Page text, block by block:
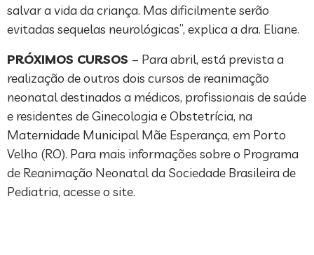
salvar a vida da criança. Mas dificilmente serão
evitadas sequelas neurológicas”, explica a dra. Eliane.
PRÓXIMOS CURSOS – Para abril, está prevista a
realização de outros dois cursos de reanimação
neonatal destinados a médicos, profissionais de saúde
e residentes de Ginecologia e Obstetrícia, na
Maternidade Municipal Mãe Esperança, em Porto
Velho (RO). Para mais informações sobre o Programa
de Reanimação Neonatal da Sociedade Brasileira de
Pediatria, acesse o site.